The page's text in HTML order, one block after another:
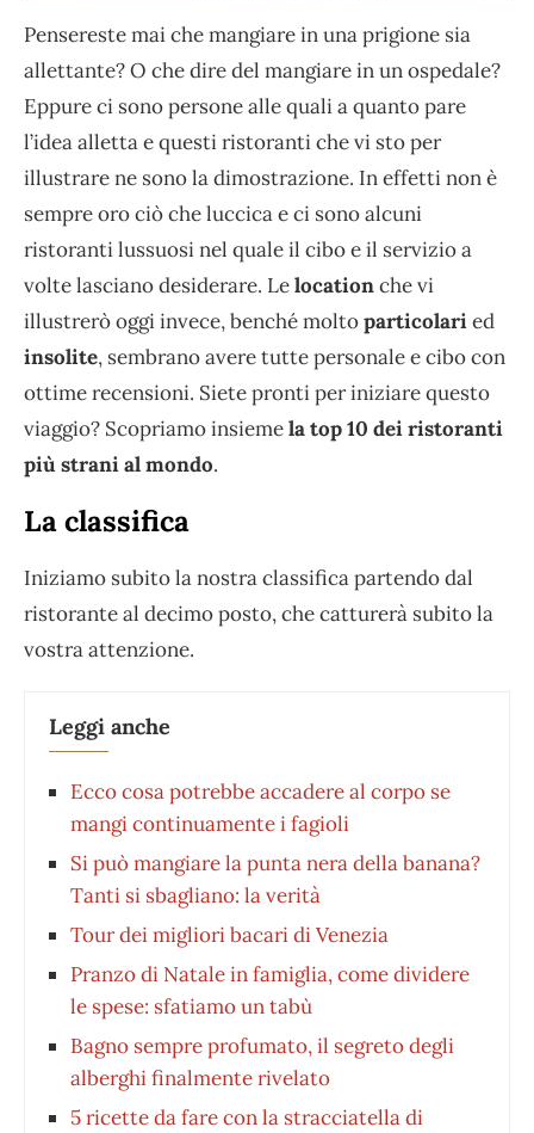
Pensereste mai che mangiare in una prigione sia
allettante? O che dire del mangiare in un ospedale?
Eppure ci sono persone alle quali a quanto pare
l’idea alletta e questi ristoranti che vi sto per
illustrare ne sono la dimostrazione. In effetti non è
sempre oro ciò che luccica e ci sono alcuni
ristoranti lussuosi nel quale il cibo e il servizio a
volte lasciano desiderare. Lelocationche vi
illustrerò oggi invece, benché moltoparticolaried
insolite, sembrano avere tutte personale e cibo con
ottime recensioni. Siete pronti per iniziare questo
viaggio? Scopriamo insiemela top 10 dei ristoranti
più strani al mondo.
La classifica
Iniziamo subito la nostra classifica partendo dal
ristorante al decimo posto, che catturerà subito la
vostra attenzione.
Leggi anche
Ecco cosa potrebbe accadere al corpo se
mangi continuamente i fagioli
Si può mangiare la punta nera della banana?
Tanti si sbagliano: la verità
Tour dei migliori bacari di Venezia
Pranzo di Natale in famiglia, come dividere
le spese: sfatiamo un tabù
Bagno sempre profumato, il segreto degli
alberghi finalmente rivelato
5 ricette da fare con la stracciatella di